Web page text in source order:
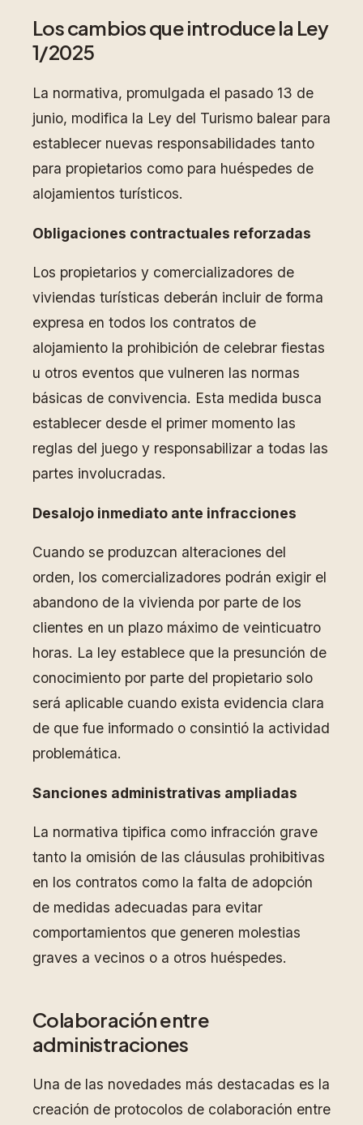
Los cambios que introduce la Ley
1/2025
La normativa, promulgada el pasado 13 de
junio, modifica la Ley del Turismo balear para
establecer nuevas responsabilidades tanto
para propietarios como para huéspedes de
alojamientos turísticos.
Obligaciones contractuales reforzadas
Los propietarios y comercializadores de
viviendas turísticas deberán incluir de forma
expresa en todos los contratos de
alojamiento la prohibición de celebrar fiestas
u otros eventos que vulneren las normas
básicas de convivencia. Esta medida busca
establecer desde el primer momento las
reglas del juego y responsabilizar a todas las
partes involucradas.
Desalojo inmediato ante infracciones
Cuando se produzcan alteraciones del
orden, los comercializadores podrán exigir el
abandono de la vivienda por parte de los
clientes en un plazo máximo de veinticuatro
horas. La ley establece que la presunción de
conocimiento por parte del propietario solo
será aplicable cuando exista evidencia clara
de que fue informado o consintió la actividad
problemática.
Sanciones administrativas ampliadas
La normativa tipifica como infracción grave
tanto la omisión de las cláusulas prohibitivas
en los contratos como la falta de adopción
de medidas adecuadas para evitar
comportamientos que generen molestias
graves a vecinos o a otros huéspedes.
Colaboración entre
administraciones
Una de las novedades más destacadas es la
creación de protocolos de colaboración entre